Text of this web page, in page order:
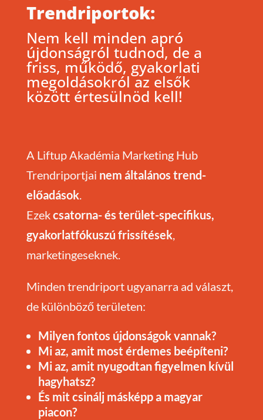
Trendriportok:
Nem kell minden apró
újdonságról tudnod, de a
friss, működő, gyakorlati
megoldásokról az elsők
között értesülnöd kell!
A Liftup Akadémia Marketing Hub
Trendriportjai nem általános trend-
előadások.
Ezekcsatorna- és terület-specifikus,
gyakorlatfókuszú frissítések,
marketingeseknek.
Minden trendriport ugyanarra ad választ,
de különböző területen:
Milyen fontos újdonságok vannak?
Mi az, amit most érdemes beépíteni?
Mi az, amit nyugodtan figyelmen kívül
hagyhatsz?
És mit csinálj másképp a magyar
piacon?